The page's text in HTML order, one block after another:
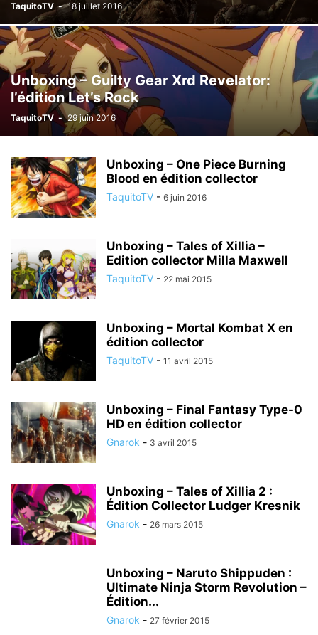
TaquitoTV - 18 juillet 2016
Unboxing – Guilty Gear Xrd Revelator:
l’édition Let’s Rock
TaquitoTV - 29 juin 2016
Unboxing – One Piece Burning
Blood en édition collector
TaquitoTV - 6 juin 2016
Unboxing – Tales of Xillia –
Edition collector Milla Maxwell
TaquitoTV - 22 mai 2015
Unboxing – Mortal Kombat X en
édition collector
TaquitoTV - 11 avril 2015
Unboxing – Final Fantasy Type-0
HD en édition collector
Gnarok - 3 avril 2015
Unboxing – Tales of Xillia 2 :
Édition Collector Ludger Kresnik
Gnarok - 26 mars 2015
Unboxing – Naruto Shippuden :
Ultimate Ninja Storm Revolution –
Édition...
Gnarok - 27 février 2015